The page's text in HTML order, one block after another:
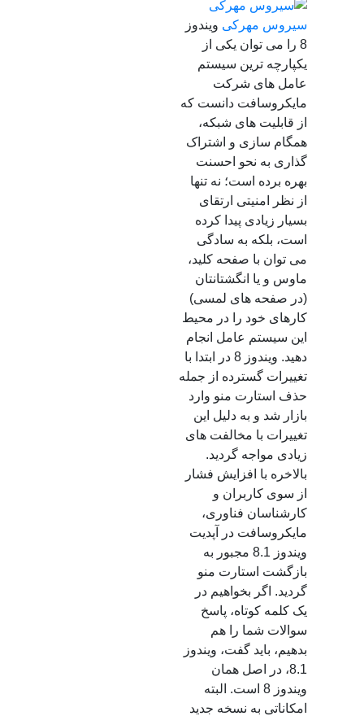
سیروس مهرکی ویندوز
8 را می‌ توان یکی از
یکپارچه‌ ترین سیستم
عامل‌ های شرکت
مایکروسافت دانست که
از قابلیت‌ های شبکه،
همگام‌ سازی و اشتراک‌
گذاری به نحو احسنت
بهره برده است؛ نه تنها
از نظر امنیتی ارتقای
بسیار زیادی پیدا کرده
است، بلکه به سادگی
می‌ توان با صفحه کلید،
ماوس و یا انگشتانتان
(در صفحه های لمسی)
کارهای خود را در محیط
این سیستم عامل انجام
دهید. ویندوز 8 در ابتدا با
تغییرات گسترده از جمله
حذف استارت منو وارد
بازار شد و به دلیل این
تغییرات با مخالفت های
زیادی مواجه گردید.
بالاخره با افزایش فشار
از سوی کاربران و
کارشناسان فناوری،
مایکروسافت در آپدیت
ویندوز 8.1 مجبور به
بازگشت استارت منو
گردید. اگر بخواهیم در
یک کلمه کوتاه، پاسخ
سوالات شما را هم
بدهیم، باید گفت، ویندوز
8.1، در اصل همان
ویندوز 8 است. البته
امکاناتی به نسخه جدید